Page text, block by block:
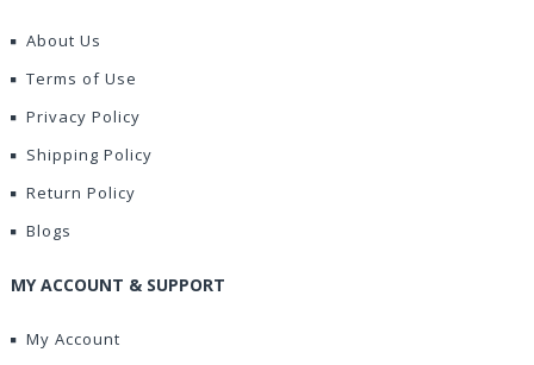
About Us
Terms of Use
Privacy Policy
Shipping Policy
Return Policy
Blogs
MY ACCOUNT & SUPPORT
My Account